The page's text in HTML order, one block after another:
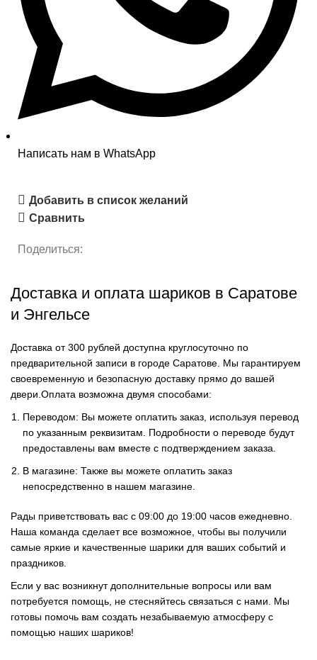
Написать нам в WhatsApp
Добавить в список желаний
Сравнить
Поделиться:
Доставка и оплата шариков в Саратове
и Энгельсе
Доставка от 300 рублей доступна круглосуточно по
предварительной записи в городе Саратове. Мы гарантируем
своевременную и безопасную доставку прямо до вашей
двери.Оплата возможна двумя способами:
Переводом: Вы можете оплатить заказ, используя перевод
по указанным реквизитам. Подробности о переводе будут
предоставлены вам вместе с подтверждением заказа.
В магазине: Также вы можете оплатить заказ
непосредственно в нашем магазине.
Рады приветствовать вас с 09:00 до 19:00 часов ежедневно.
Наша команда сделает все возможное, чтобы вы получили
самые яркие и качественные шарики для ваших событий и
праздников.
Если у вас возникнут дополнительные вопросы или вам
потребуется помощь, не стесняйтесь связаться с нами. Мы
готовы помочь вам создать незабываемую атмосферу с
помощью наших шариков!